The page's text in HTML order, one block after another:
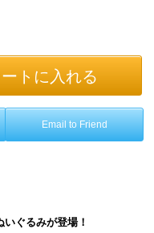
トに入れる
Email to Friend
ぐるみが登場！